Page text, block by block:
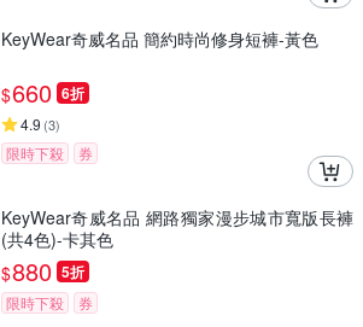
KeyWear奇威名品 簡約時尚修身短褲-黃色
$660 6折
4.9 (3)
限時下殺 券
KeyWear奇威名品 網路獨家漫步城市寬版長褲
(共4色)-卡其色
$880 5折
限時下殺 券